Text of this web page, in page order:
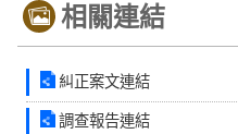
相關連結
糾正案文連結
調查報告連結